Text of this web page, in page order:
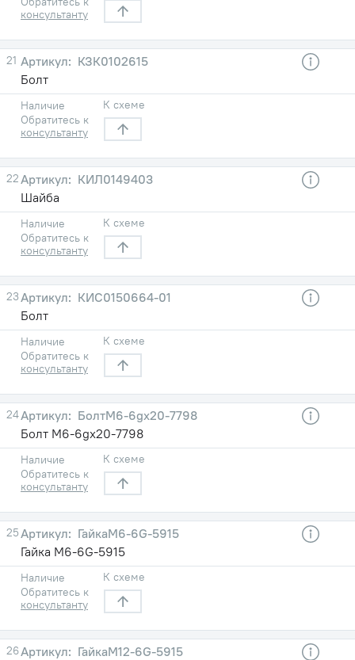
консультанту
21
КЗК0102615
Болт
Наличие
Обратитесь к
консультанту
К схеме
22
КИЛ0149403
Шайба
Наличие
Обратитесь к
консультанту
К схеме
23
КИС0150664-01
Болт
Наличие
Обратитесь к
консультанту
К схеме
24
БолтМ6-6gх20-7798
Болт М6-6gх20-7798
Наличие
Обратитесь к
консультанту
К схеме
25
ГайкаM6-6G-5915
Гайка M6-6G-5915
Наличие
Обратитесь к
консультанту
К схеме
26
ГайкаM12-6G-5915